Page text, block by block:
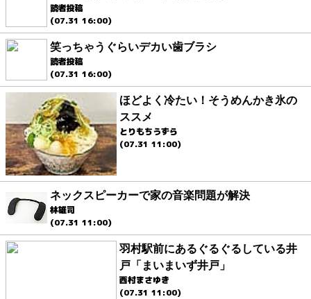
読者投稿
(07.31 16:00)
笑っちゃうぐらいデカい歯ブラシ
読者投稿
(07.31 16:00)
ほどよく冷たい！そうめんかき氷の
ススメ
とりもちうずら
(07.31 11:00)
ネックスピーカーで家の音楽問題が解決
林雄司
(07.31 11:00)
羽村駅前にあるぐるぐるしている井
戸「まいまいず井戸」
西村まさゆき
(07.31 11:00)